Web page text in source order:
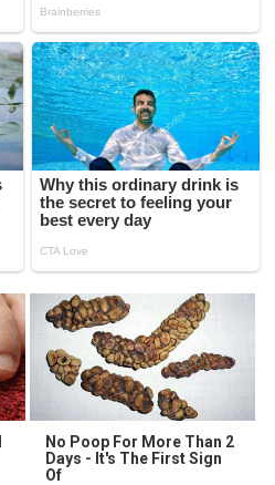
No Poop For More Than 2
Days - It's The First Sign
Of